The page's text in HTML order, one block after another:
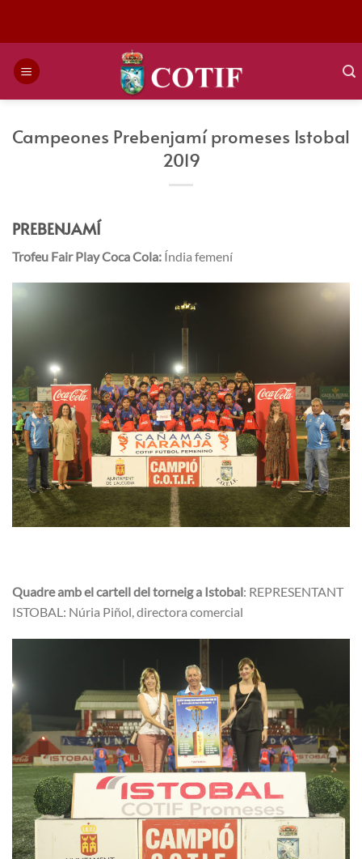
Campeones Prebenjamí promeses Istobal
2019
PREBENJAMÍ
Trofeu Fair Play Coca Cola: Índia femení
Quadre amb el cartell del torneig a Istobal: REPRESENTANT
ISTOBAL: Núria Piñol, directora comercial